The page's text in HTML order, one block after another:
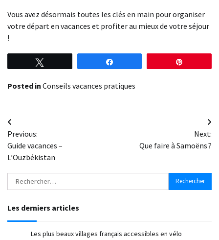
Vous avez désormais toutes les clés en main pour organiser
votre départ en vacances et profiter au mieux de votre séjour
!
Posted in Conseils vacances pratiques
Navigation
de
l’article
Previous:
Guide vacances –
L’Ouzbékistan
Next:
Que faire à Samoëns ?
Rechercher :
Les derniers articles
Les plus beaux villages français accessibles en vélo